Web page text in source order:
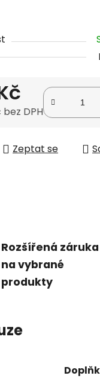
bez DPH
Zeptat se
Rozšířená záruka
na vybrané
produkty